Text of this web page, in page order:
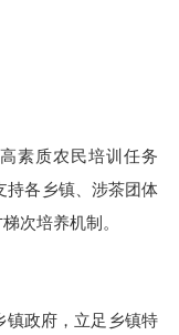
素质农民培训任务
持各乡镇、涉茶团体
次培养机制。
镇政府，立足乡镇特